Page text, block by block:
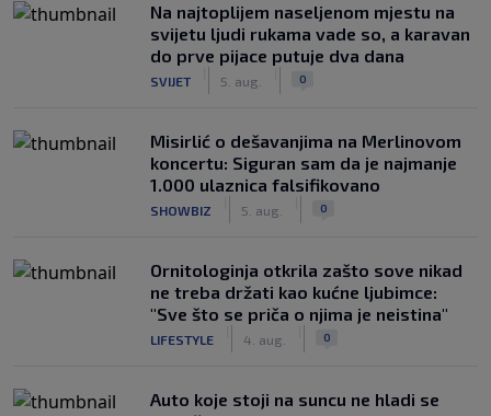
Na najtoplijem naseljenom mjestu na
svijetu ljudi rukama vade so, a karavan
do prve pijace putuje dva dana
SVIJET 5. aug. 0
Misirlić o dešavanjima na Merlinovom
koncertu: Siguran sam da je najmanje
1.000 ulaznica falsifikovano
SHOWBIZ 5. aug. 0
Ornitologinja otkrila zašto sove nikad
ne treba držati kao kućne ljubimce:
"Sve što se priča o njima je neistina"
LIFESTYLE 4. aug. 0
Auto koje stoji na suncu ne hladi se